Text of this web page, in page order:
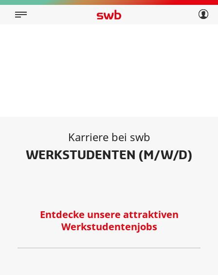
Privatkunden
Karriere bei swb
WERKSTUDENTEN (M/W/D)
Entdecke unsere attraktiven
Werkstudentenjobs